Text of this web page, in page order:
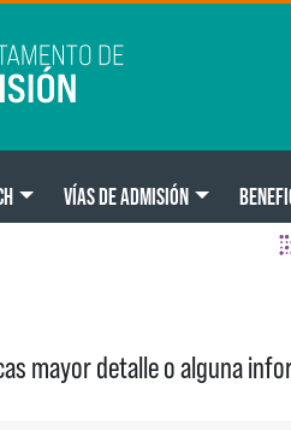
VÍAS DE ADMISIÓN
mayor detalle o alguna